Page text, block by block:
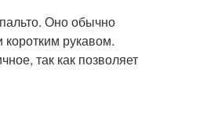
Оно обычно
рукавом.
так как позволяет